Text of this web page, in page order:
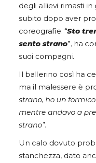
degli allievi rimasti
subito dopo aver
coreografie. “Sto
sento strano”, ha
suoi compagni.
Il ballerino così ha
ma il malessere è
strano, ho un
mentre andavo a
strano”.
Un calo dovuto
stanchezza, dato